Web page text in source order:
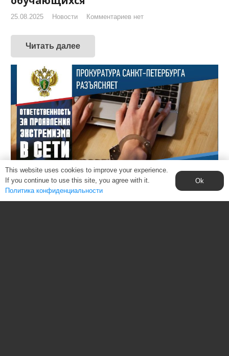
25.08.2025 Новости Комментариев нет
Читать далее
This website uses cookies to improve your experience.
If you continue to use this site, you agree with it.
Политика конфиденциальности
Ok